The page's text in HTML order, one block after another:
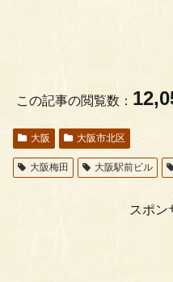
この記事の閲覧数：
大阪 大阪市北区
大阪梅田 大阪駅前ビル
スポン